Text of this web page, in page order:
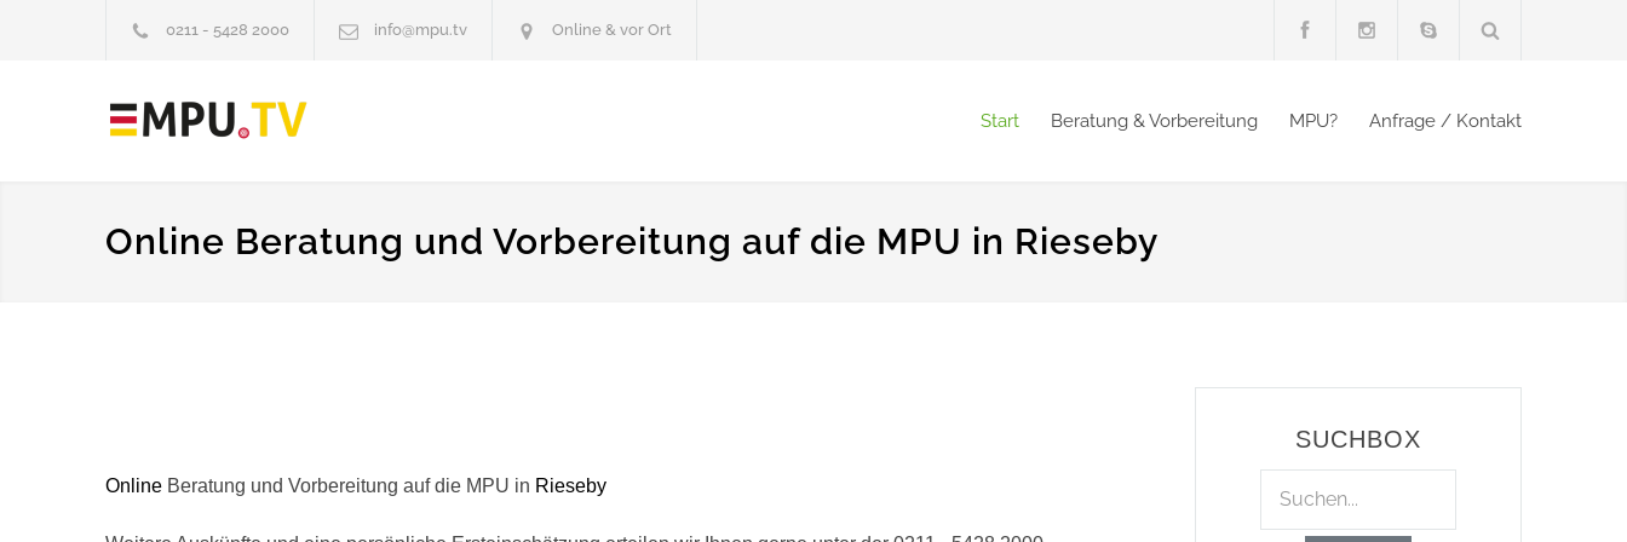
0211 - 5428 2000 info@mpu.tv Online & vor Ort
Start Beratung & Vorbereitung MPU? Anfrage / Kontakt
Online Beratung und Vorbereitung auf die MPU in Rieseby
Online Beratung und Vorbereitung auf die MPU in Rieseby
SUCHBOX